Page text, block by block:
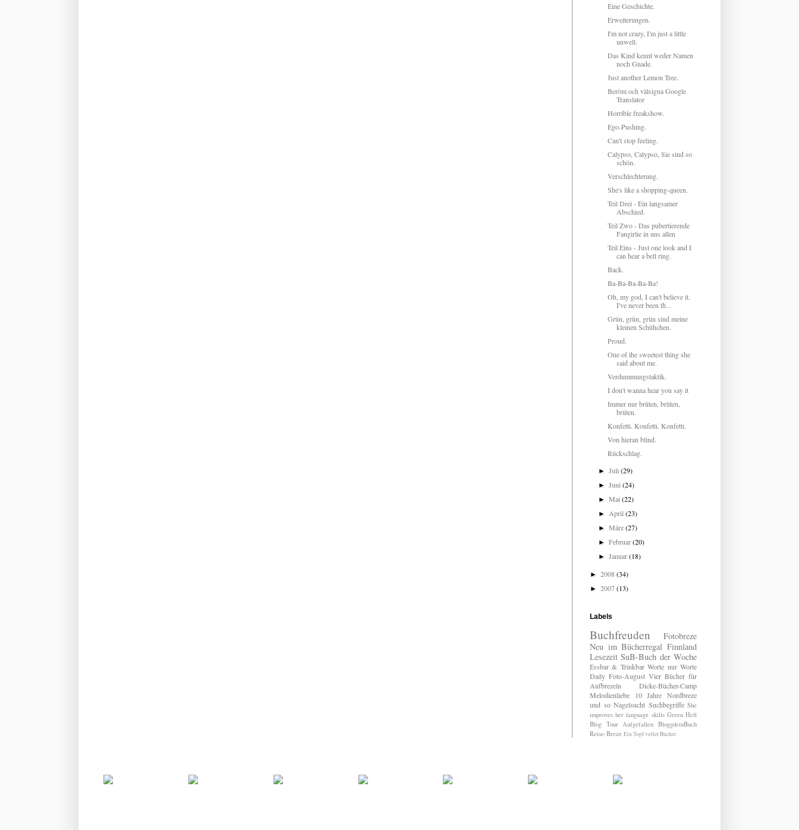
Eine Geschichte.
Erweiterungen.
I'm not crazy, I'm just a little
unwell.
Das Kind kennt weder Namen
noch Gnade.
Just another Lemon Tree.
Beröm och välsigna Google
Translator
Horrible freakshow.
Ego-Pushing.
Can't stop feeling.
Calypso, Calypso, Sie sind so
schön.
Verschlechterung.
She's like a shopping-queen.
Teil Drei - Ein langsamer
Abschied.
Teil Zwo - Das pubertierende
Fangirlie in uns allen
Teil Eins - Just one look and I
can hear a bell ring.
Back.
Ba-Ba-Ba-Ba-Ba!
Oh, my god, I can't believe it.
I've never been th...
Grün, grün, grün sind meine
kleinen Schühchen.
Proud.
One of the sweetest thing she
said about me.
Verdummungstaktik.
I don't wanna hear you say it
Immer nur brüten, brüten,
brüten.
Konfetti. Konfetti. Konfetti.
Von hieran blind.
Rückschlag.
►Juli(29)
►Juni(24)
►Mai(22)
►April(23)
►März(27)
►Februar(20)
►Januar(18)
► 2008(34)
► 2007(13)
Labels
Buchfreuden
Fotobreze
Neu im Bücherregal Finnland
Lesezeit SuB-Buch der Woche
Essbar & Trinkbar Worte nur Worte
Daily Foto-August Vier Bücher für
Aufbrezeln
Dicke-Bücher-Camp
Melodienliebe
10 Jahre Nordbreze
und so Nagelsucht Suchbegriffe She
improves her language skills Green Hell
Blog Tour Aufgefallen BloggdeinBuch
Reise-Breze Ein Topf voller Bücher